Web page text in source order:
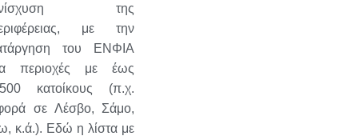
της
με την
του ΕΝΦΙΑ
περιοχές με έως
κατοίκους (π.χ.
σε Λέσβο, Σάμο,
κ.ά.). Εδώ η λίστα με